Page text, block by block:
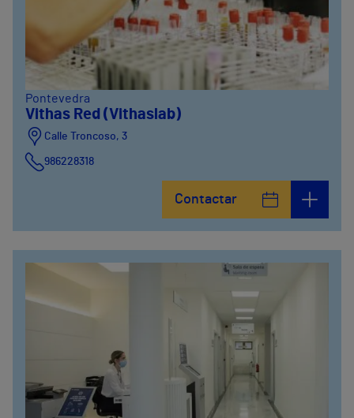
Pontevedra
Vithas Red (Vithaslab)
Calle Troncoso, 3
986228318
981067066
Contactar